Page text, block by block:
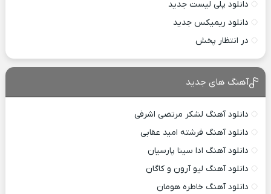
دانلود پلی لیست جدید
دانلود ریمیکس جدید
در انتظار پخش
آهنگ های جدید
دانلود آهنگ لشکر مرتضی اشرفی
دانلود آهنگ فرشته امید عقابی
دانلود آهنگ ادا سینا پارسیان
دانلود آهنگ لیو آرون و کاگان
دانلود آهنگ خاطره هومان